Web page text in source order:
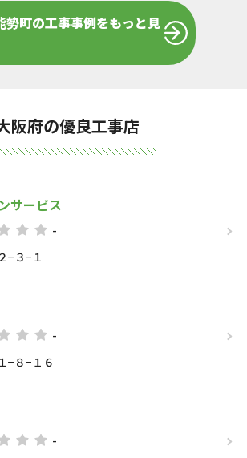
勢町の工事事例をもっと見
阪府の優良工事店
サービス
-
−３−１
-
−８−１６
-